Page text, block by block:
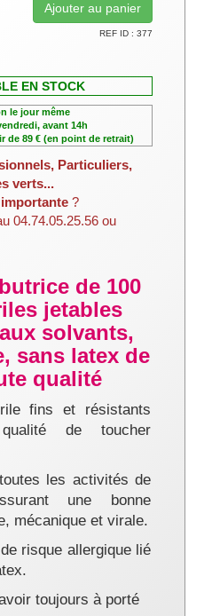
REF ID : 377
EN STOCK
le jour même
avant 14h
de 89 € (en point de retrait)
Particuliers,
verts...
importante ?
04.74.05.25.56 ou
de 100
jetables
solvants,
sans latex de
qualité
fins et résistants
de toucher
les activités de
une bonne
mécanique et virale.
risque allergique lié
toujours à porté